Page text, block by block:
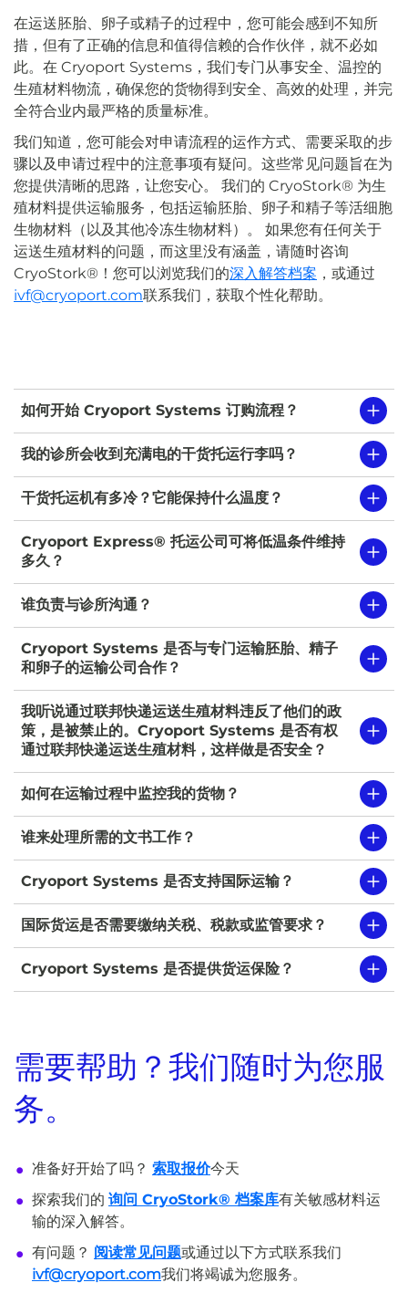
在运送胚胎、卵子或精子的过程中，您可能会感到不知所
措，但有了正确的信息和值得信赖的合作伙伴，就不必如
此。在 Cryoport Systems，我们专门从事安全、温控的
生殖材料物流，确保您的货物得到安全、高效的处理，并完
全符合业内最严格的质量标准。
我们知道，您可能会对申请流程的运作方式、需要采取的步
骤以及申请过程中的注意事项有疑问。这些常见问题旨在为
您提供清晰的思路，让您安心。 我们的 CryoStork® 为生
殖材料提供运输服务，包括运输胚胎、卵子和精子等活细胞
生物材料（以及其他冷冻生物材料）。 如果您有任何关于
运送生殖材料的问题，而这里没有涵盖，请随时咨询
CryoStork®！您可以浏览我们的深入解答档案 ，或通过
ivf@cryoport.com联系我们，获取个性化帮助。
如何开始 Cryoport Systems 订购流程？
我的诊所会收到充满电的干货托运行李吗？
干货托运机有多冷？它能保持什么温度？
Cryoport Express® 托运公司可将低温条件维持
多久？
谁负责与诊所沟通？
Cryoport Systems 是否与专门运输胚胎、精子
和卵子的运输公司合作？
我听说通过联邦快递运送生殖材料违反了他们的政
策，是被禁止的。Cryoport Systems 是否有权
通过联邦快递运送生殖材料，这样做是否安全？
如何在运输过程中监控我的货物？
谁来处理所需的文书工作？
Cryoport Systems 是否支持国际运输？
国际货运是否需要缴纳关税、税款或监管要求？
Cryoport Systems 是否提供货运保险？
需要帮助？我们随时为您服
务。
准备好开始了吗？ 索取报价今天
探索我们的 询问 CryoStork® 档案库有关敏感材料运
输的深入解答。
有问题？ 阅读常见问题或通过以下方式联系我们
ivf@cryoport.com我们将竭诚为您服务。